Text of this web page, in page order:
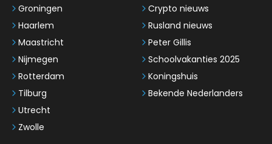
Groningen
Haarlem
Maastricht
Nijmegen
Rotterdam
Tilburg
Utrecht
Zwolle
Crypto nieuws
Rusland nieuws
Peter Gillis
Schoolvakanties 2025
Koningshuis
Bekende Nederlanders